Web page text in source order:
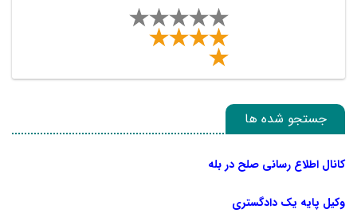
جستجو شده ها
کانال اطلاع رسانی صلح در بله
وکیل پایه یک دادگستری